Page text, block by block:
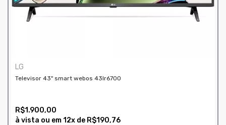
LG
Televisor 43" smart webos 43lr6700
R$1.900,00
à vista ou em12x de R$190,76